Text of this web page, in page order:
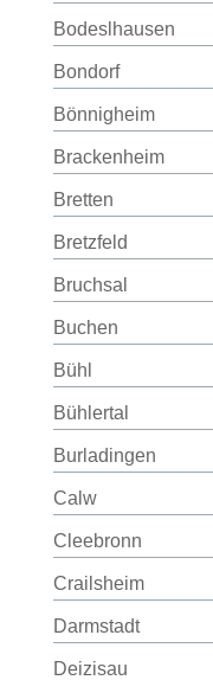
Bodeslhausen
Bondorf
Bönnigheim
Brackenheim
Bretten
Bretzfeld
Bruchsal
Buchen
Bühl
Bühlertal
Burladingen
Calw
Cleebronn
Crailsheim
Darmstadt
Deizisau